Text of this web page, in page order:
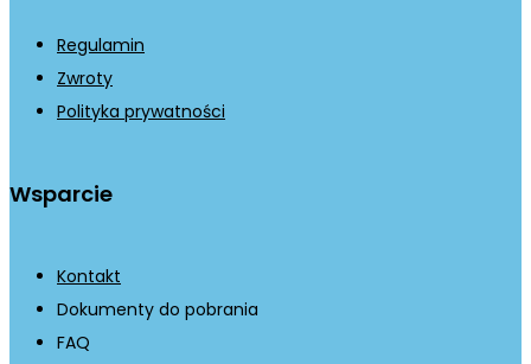
Regulamin
Zwroty
Polityka prywatności
Wsparcie
Kontakt
Dokumenty do pobrania
FAQ